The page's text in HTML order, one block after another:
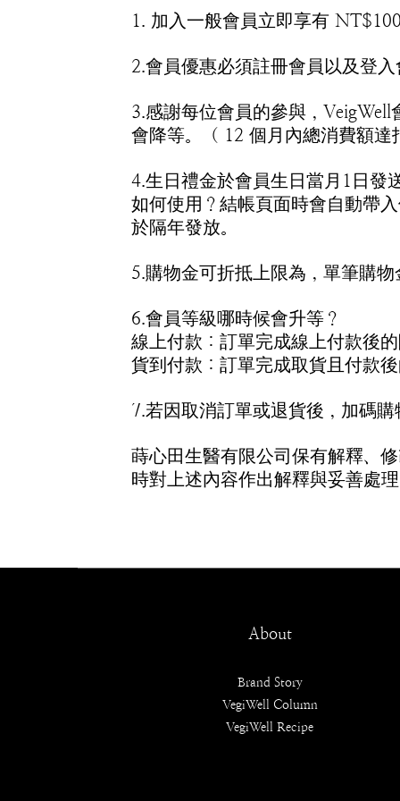
1. 加入一般會員立即享有
2.會員優惠必須註冊會員以及登
3.感謝每位會員的參與，
會降等。（ 12 個月內總消費額達
4.生日禮金於會員生日當月1日發
如何使用？結帳頁面時會自動帶
於隔年發放。
5.購物金可折抵上限為，單筆購物
6.會員等級哪時候會升等？
線上付款：訂單完成線上付款後
貨到付款：訂單完成取貨且付款
7.若因取消訂單或退貨後，加碼
蒔心田生醫有限公司保有解釋、
時對上述內容作出解釋與妥善處
About
Brand Story
VegiWell Column
VegiWell Recipe